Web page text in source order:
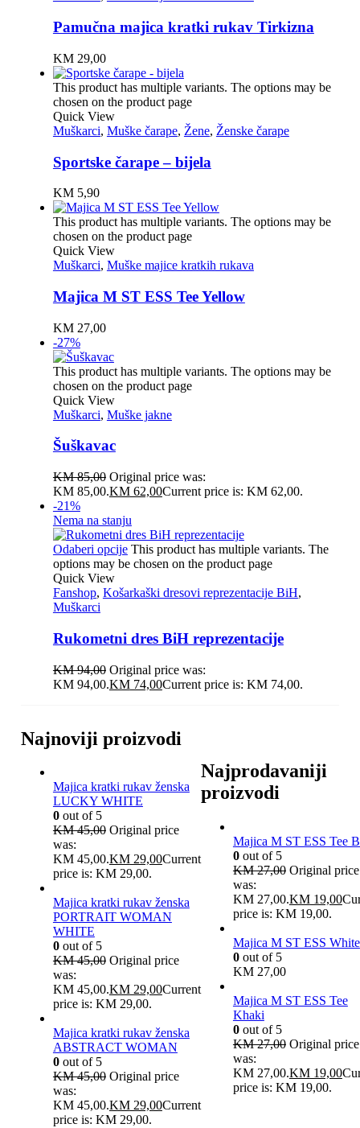
Pamučna majica kratki rukav Tirkizna
KM29,00
This product has multiple variants. The options may be
chosen on the product page
Quick View
Muškarci, Muške čarape, Žene, Ženske čarape
Sportske čarape – bijela
KM5,90
This product has multiple variants. The options may be
chosen on the product page
Quick View
Muškarci, Muške majice kratkih rukava
Majica M ST ESS Tee Yellow
KM27,00
-27%
This product has multiple variants. The options may be
chosen on the product page
Quick View
Muškarci, Muške jakne
Šuškavac
KM85,00 Original price was:
KM 85,00.KM62,00Current price is: KM 62,00.
-21%
Nema na stanju
Odaberi opcije This product has multiple variants. The
options may be chosen on the product page
Quick View
Fanshop, Košarkaški dresovi reprezentacije BiH,
Muškarci
Rukometni dres BiH reprezentacije
KM94,00 Original price was:
KM 94,00.KM74,00Current price is: KM 74,00.
Najnoviji proizvodi
Majica kratki rukav ženska
LUCKY WHITE
0out of 5
KM45,00 Original price
was:
KM 45,00.KM29,00Current
price is: KM 29,00.
Majica kratki rukav ženska
PORTRAIT WOMAN
WHITE
0out of 5
KM45,00 Original price
was:
KM 45,00.KM29,00Current
price is: KM 29,00.
Majica kratki rukav ženska
ABSTRACT WOMAN
0out of 5
KM45,00 Original price
was:
KM 45,00.KM29,00Current
price is: KM 29,00.
Najprodavaniji
proizvodi
Majica M ST ESS Tee
0out of 5
KM27,00 Original price
was:
KM 27,00.KM19,00
price is: KM 19,00.
Majica M ST ESS White
0out of 5
KM27,00
Majica M ST ESS Tee
Khaki
0out of 5
KM27,00 Original price
was:
KM 27,00.KM19,00
price is: KM 19,00.